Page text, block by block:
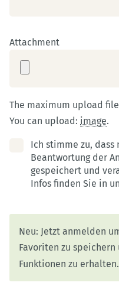
Ich stimme zu, dass
Beantwortung der
gespeichert und
Infos finden Sie in
Attachment
The maximum upload file
You can upload: image.
Neu: Jetzt anmelden
Favoriten zu
Funktionen zu erhalten.